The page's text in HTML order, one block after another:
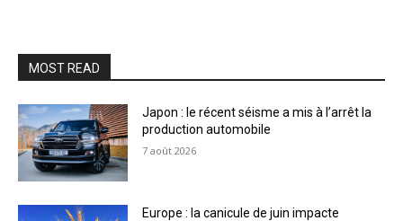
MOST READ
Japon : le récent séisme a mis à l’arrêt la
production automobile
7 août 2026
Europe : la canicule de juin impacte